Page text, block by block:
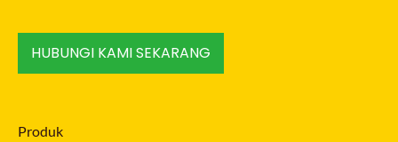
HUBUNGI KAMI SEKARANG
Produk